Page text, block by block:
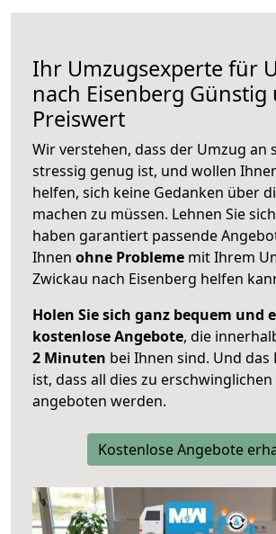
Ihr Umzugsexperte für
nach Eisenberg Günstig
Preiswert
Wir verstehen, dass der Umzug an
stressig genug ist, und wollen
helfen, sich keine Gedanken über
machen zu müssen. Lehnen Sie
haben garantiert passende
Ihnen ohne Probleme mit Ihrem
Zwickau nach Eisenberg helfen
Holen Sie sich ganz bequem und
kostenlose Angebote, die
2 Minuten bei Ihnen sind. Und das
ist, dass all dies zu erschwinglichen
angeboten werden.
Kostenlose Angebote